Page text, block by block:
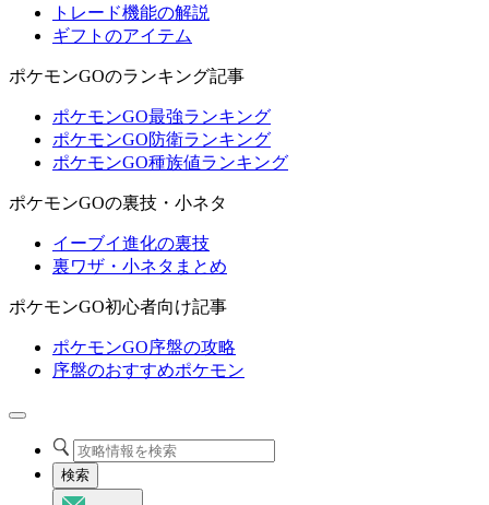
トレード機能の解説
ギフトのアイテム
ポケモンGOのランキング記事
ポケモンGO最強ランキング
ポケモンGO防衛ランキング
ポケモンGO種族値ランキング
ポケモンGOの裏技・小ネタ
イーブイ進化の裏技
裏ワザ・小ネタまとめ
ポケモンGO初心者向け記事
ポケモンGO序盤の攻略
序盤のおすすめポケモン
検索